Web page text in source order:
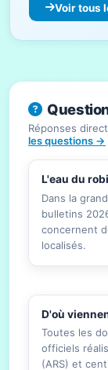
Voir tous
Réponses
les questions →
L'eau du
Dans la
bulletins
concernent
localisés.
D'où
Toutes les
officiels
(ARS) et